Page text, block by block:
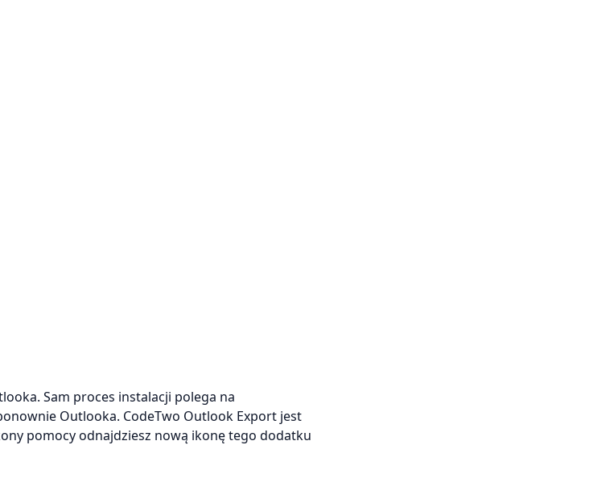
Sam proces instalacji polega na
Outlooka. CodeTwo Outlook Export jest
pomocy odnajdziesz nową ikonę tego dodatku